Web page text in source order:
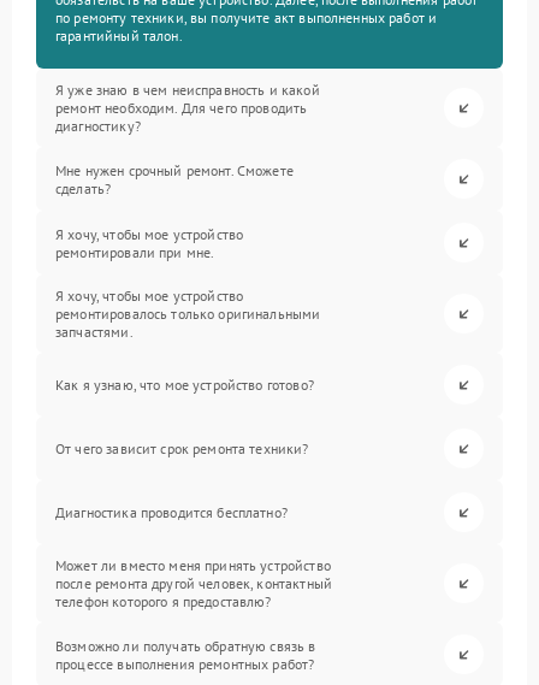
по ремонту техники, вы получите акт выполненных работ и
гарантийный талон.
Я уже знаю в чем неисправность и какой
ремонт необходим. Для чего проводить
диагностику?
Мне нужен срочный ремонт. Сможете
сделать?
Я хочу, чтобы мое устройство
ремонтировали при мне.
Я хочу, чтобы мое устройство
ремонтировалось только оригинальными
запчастями.
Как я узнаю, что мое устройство готово?
От чего зависит срок ремонта техники?
Диагностика проводится бесплатно?
Может ли вместо меня принять устройство
после ремонта другой человек, контактный
телефон которого я предоставлю?
Возможно ли получать обратную связь в
процессе выполнения ремонтных работ?